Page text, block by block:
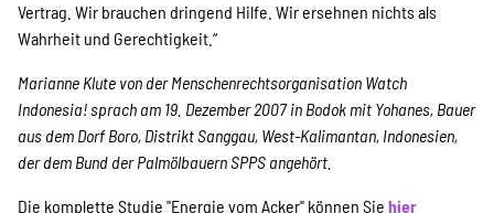
Vertrag. Wir brauchen dringend Hilfe. Wir ersehnen nichts als
Wahrheit und Gerechtigkeit.“
Marianne Klute von der Menschenrechtsorganisation Watch
Indonesia! sprach am 19. Dezember 2007 in Bodok mit Yohanes, Bauer
aus dem Dorf Boro, Distrikt Sanggau, West-Kalimantan, Indonesien,
der dem Bund der Palmölbauern SPPS angehört.
Die komplette Studie "Energie vom Acker" können Sie hier